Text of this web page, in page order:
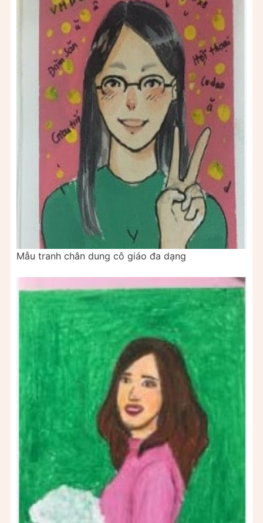
Mẫu tranh chân dung cô giáo đa dạng